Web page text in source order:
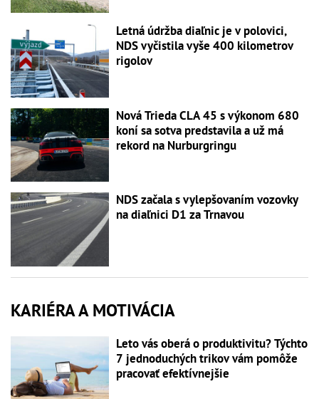
Letná údržba diaľnic je v polovici,
NDS vyčistila vyše 400 kilometrov
rigolov
Nová Trieda CLA 45 s výkonom 680
koní sa sotva predstavila a už má
rekord na Nurburgringu
NDS začala s vylepšovaním vozovky
na diaľnici D1 za Trnavou
KARIÉRA A MOTIVÁCIA
Leto vás oberá o produktivitu? Týchto
7 jednoduchých trikov vám pomôže
pracovať efektívnejšie